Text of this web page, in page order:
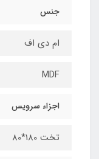
جنس
ام دی اف
MDF
اجزاء سرویس
تخت 180*80